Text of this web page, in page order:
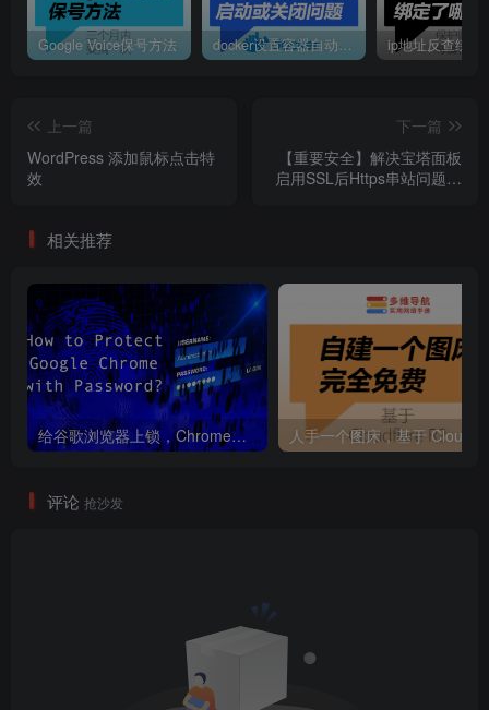
Google Voice保号方法 ip地址反查绑定
上一篇
WordPress 添加鼠标点击特
效
下一篇
【重要安全】解决宝塔面板
启用SSL后Https串站问题，
相关推荐
给谷歌浏览器上锁，Chrome浏览器保护的最佳方法。
评论 抢沙发